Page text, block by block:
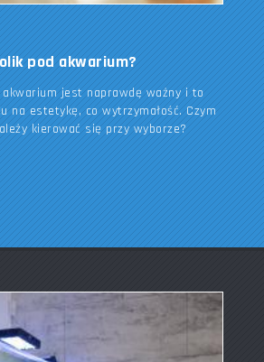
pod akwarium?
jest naprawdę ważny i to
na estetykę, co wytrzymałość. Czym
kierować się przy wyborze?